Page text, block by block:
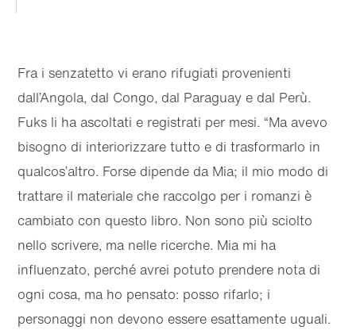
Fra i senzatetto vi erano rifugiati provenienti
dall’Angola, dal Congo, dal Paraguay e dal Perù.
Fuks li ha ascoltati e registrati per mesi. “Ma avevo
bisogno di interiorizzare tutto e di trasformarlo in
qualcos’altro. Forse dipende da Mia; il mio modo di
trattare il materiale che raccolgo per i romanzi è
cambiato con questo libro. Non sono più sciolto
nello scrivere, ma nelle ricerche. Mia mi ha
influenzato, perché avrei potuto prendere nota di
ogni cosa, ma ho pensato: posso rifarlo; i
personaggi non devono essere esattamente uguali.